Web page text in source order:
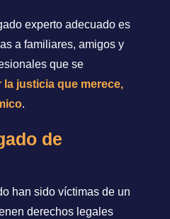
experto adecuado es
a familiares, amigos y
que se
la justicia que merece,
.
de
han sido víctimas de un
derechos legales